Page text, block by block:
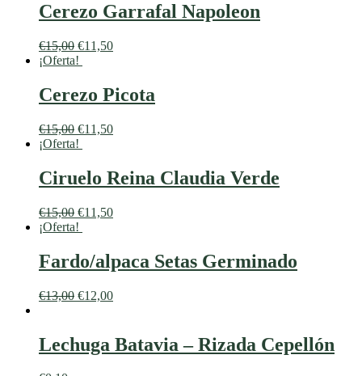
Cerezo Garrafal Napoleon
€15,00 €11,50
¡Oferta!
Cerezo Picota
€15,00 €11,50
¡Oferta!
Ciruelo Reina Claudia Verde
€15,00 €11,50
¡Oferta!
Fardo/alpaca Setas Germinado
€13,00 €12,00
Lechuga Batavia – Rizada Cepellón